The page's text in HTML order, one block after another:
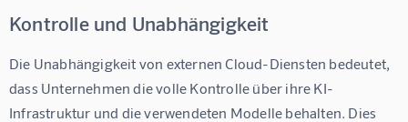
Kontrolle und Unabhängigkeit
Die Unabhängigkeit von externen Cloud-Diensten bedeutet,
dass Unternehmen die volle Kontrolle über ihre KI-
Infrastruktur und die verwendeten Modelle behalten. Dies